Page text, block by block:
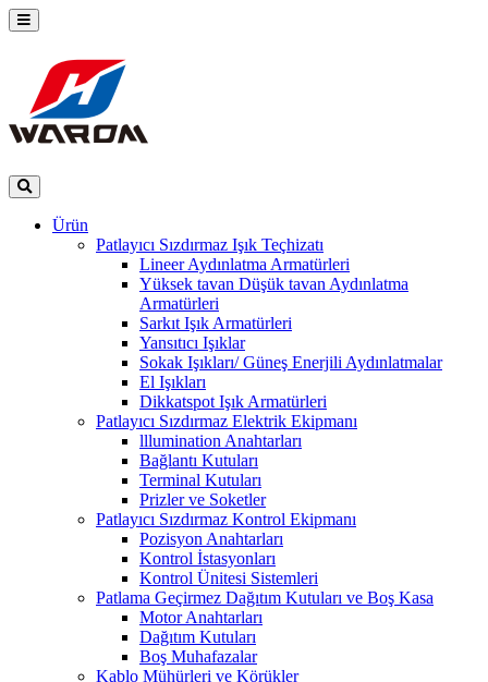
Ürün
Patlayıcı Sızdırmaz Işık Teçhizatı
Lineer Aydınlatma Armatürleri
Yüksek tavan Düşük tavan Aydınlatma
Armatürleri
Sarkıt Işık Armatürleri
Yansıtıcı Işıklar
Sokak Işıkları/ Güneş Enerjili Aydınlatmalar
El Işıkları
Dikkatspot Işık Armatürleri
Patlayıcı Sızdırmaz Elektrik Ekipmanı
lllumination Anahtarları
Bağlantı Kutuları
Terminal Kutuları
Prizler ve Soketler
Patlayıcı Sızdırmaz Kontrol Ekipmanı
Pozisyon Anahtarları
Kontrol İstasyonları
Kontrol Ünitesi Sistemleri
Patlama Geçirmez Dağıtım Kutuları ve Boş Kasa
Motor Anahtarları
Dağıtım Kutuları
Boş Muhafazalar
Kablo Mühürleri ve Körükler